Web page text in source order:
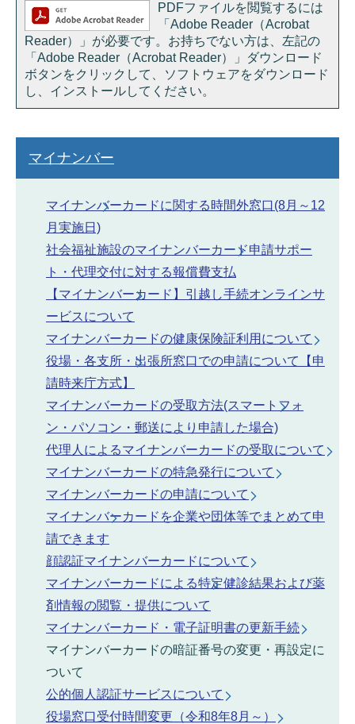
PDFファイルを閲覧するには
「Adobe Reader（Acrobat
Reader）」が必要です。お持ちでない方は、左記の
「Adobe Reader（Acrobat Reader）」ダウンロード
ボタンをクリックして、ソフトウェアをダウンロード
し、インストールしてください。
マイナンバー
マイナンバーカードに関する時間外窓口(8月～12
月実施日)
社会福祉施設のマイナンバーカード申請サポー
ト・代理交付に対する報償費支払
【マイナンバーカード】引越し手続オンラインサ
ービスについて
マイナンバーカードの健康保険証利用について
役場・各支所・出張所窓口での申請について【申
請時来庁方式】
マイナンバーカードの受取方法(スマートフォ
ン・パソコン・郵送により申請した場合)
代理人によるマイナンバーカードの受取について
マイナンバーカードの特急発行について
マイナンバーカードの申請について
マイナンバーカードを企業や団体等でまとめて申
請できます
顔認証マイナンバーカードについて
マイナンバーカードによる特定健診結果および薬
剤情報の閲覧・提供について
マイナンバーカード・電子証明書の更新手続
マイナンバーカードの暗証番号の変更・再設定に
ついて
公的個人認証サービスについて
役場窓口受付時間変更（令和8年8月～）